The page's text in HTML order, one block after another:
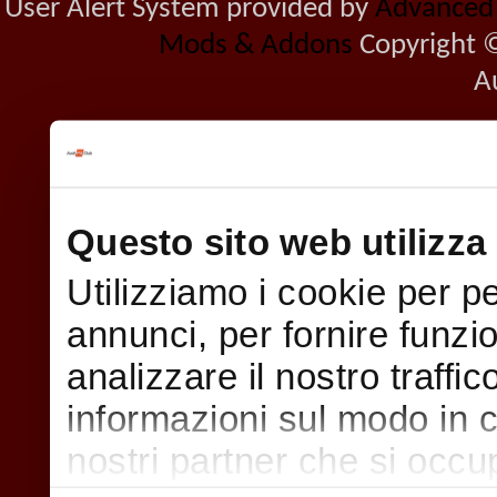
Questo sito web utilizza
Utilizziamo i cookie per
annunci, per fornire
analizzare il nostro
informazioni sul modo in
nostri partner che si
User Alert System provided by
Mods & Addons Copyright